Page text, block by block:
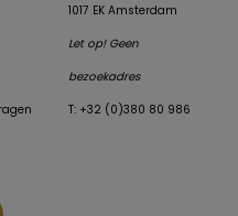
1017 EK Amsterdam
Let op! Geen
bezoekadres
T: +32 (0)380 80 986